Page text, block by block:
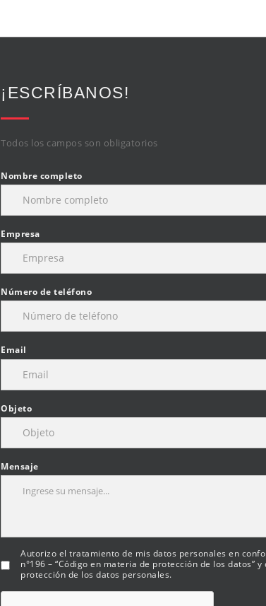
¡ESCRÍBANOS!
Todos los campos son obligatorios
Nombre completo
Empresa
Número de teléfono
Email
Objeto
Mensaje
Autorizo el tratamiento de mis datos personales en
n°196 – “Código en materia de protección de los datos”
protección de los datos personales.